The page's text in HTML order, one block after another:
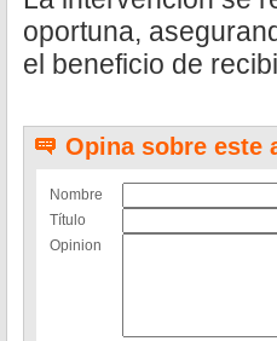
oportuna,
el beneficio de
Opina sobre este
Nombre
Título
Opinion